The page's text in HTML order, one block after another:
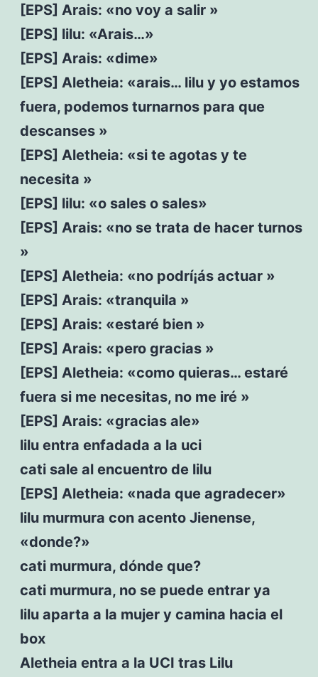
[EPS] Arais: «no voy a salir »
[EPS] lilu: «Arais…»
[EPS] Arais: «dime»
[EPS] Aletheia: «arais… lilu y yo estamos
fuera, podemos turnarnos para que
descanses »
[EPS] Aletheia: «si te agotas y te
necesita »
[EPS] lilu: «o sales o sales»
[EPS] Arais: «no se trata de hacer turnos
»
[EPS] Aletheia: «no podrí¡ás actuar »
[EPS] Arais: «tranquila »
[EPS] Arais: «estaré bien »
[EPS] Arais: «pero gracias »
[EPS] Aletheia: «como quieras… estaré
fuera si me necesitas, no me iré »
[EPS] Arais: «gracias ale»
lilu entra enfadada a la uci
cati sale al encuentro de lilu
[EPS] Aletheia: «nada que agradecer»
lilu murmura con acento Jienense,
«donde?»
cati murmura, dónde que?
cati murmura, no se puede entrar ya
lilu aparta a la mujer y camina hacia el
box
Aletheia entra a la UCI tras Lilu